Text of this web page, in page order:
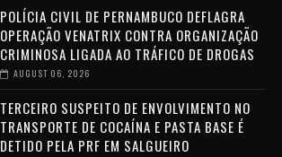
POLÍCIA CIVIL DE PERNAMBUCO DEFLAGRA
OPERAÇÃO VENATRIX CONTRA ORGANIZAÇÃO
CRIMINOSA LIGADA AO TRÁFICO DE DROGAS
AUGUST 06, 2026
TERCEIRO SUSPEITO DE ENVOLVIMENTO NO
TRANSPORTE DE COCAÍNA E PASTA BASE É
DETIDO PELA PRF EM SALGUEIRO